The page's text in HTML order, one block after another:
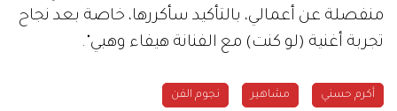
منفصلة عن أعمالي، بالتأكيد سأكررها، خاصة بعد نجاح
تجربة أغنية (لو كنت) مع الفنانة هيفاء وهبي".
أكرم حسني مشاهير نجوم الفن